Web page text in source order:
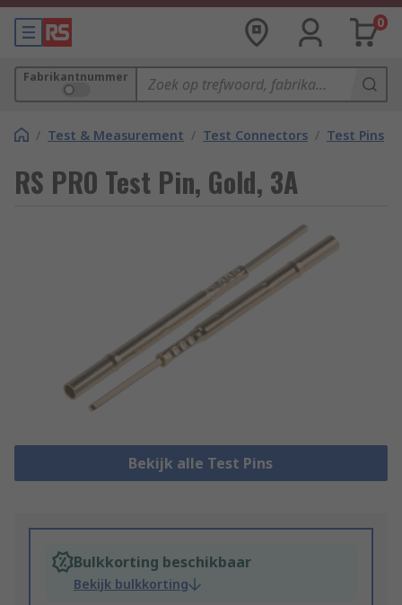
0
Fabrikantnummer
/ Test & Measurement / Test Connectors / Test Pins
RS PRO Test Pin, Gold, 3A
Bekijk alle Test Pins
Bulkkorting beschikbaar
Bekijk bulkkorting